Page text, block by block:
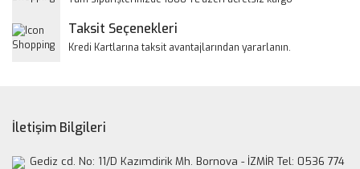
Taksit Seçenekleri
Kredi Kartlarına taksit avantajlarından yararlanın.
İletişim Bilgileri
Gediz cd. No: 11/D Kazımdirik Mh. Bornova - İZMİR Tel: 0536 774